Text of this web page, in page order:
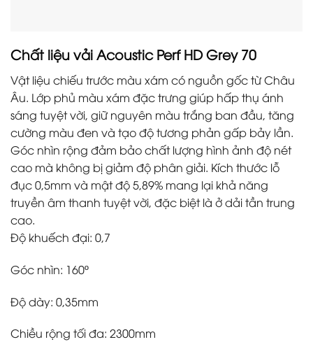
Chất liệu vảiAcoustic Perf HD Grey 70
Vật liệu chiếu trước màu xám có nguồn gốc từ Châu
Âu. Lớp phủ màu xám đặc trưng giúp hấp thụ ánh
sáng tuyệt vời, giữ nguyên màu trắng ban đầu, tăng
cường màu đen và tạo độ tương phản gấp bảy lần.
Góc nhìn rộng đảm bảo chất lượng hình ảnh độ nét
cao mà không bị giảm độ phân giải. Kích thước lỗ
đục 0,5mm và mật độ 5,89% mang lại khả năng
truyền âm thanh tuyệt vời, đặc biệt là ở dải tần trung
cao.
Độ khuếch đại: 0,7
Góc nhìn: 160º
Độ dày: 0,35mm
Chiều rộng tối đa: 2300mm